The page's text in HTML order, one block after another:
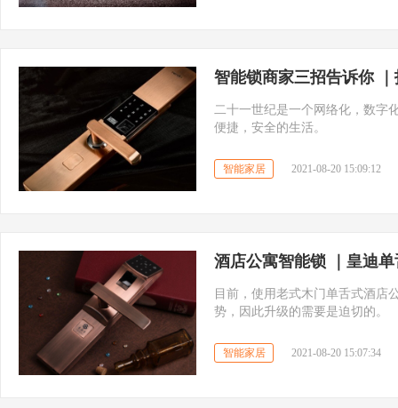
智能锁商家三招告诉你
二十一世纪是一个网络化，数字
便捷，安全的生活。
智能家居 2021-08-20 15:09:12
酒店公寓智能锁 ｜皇迪
目前，使用老式木门单舌式酒店
智能家居 2021-08-20 15:07:34